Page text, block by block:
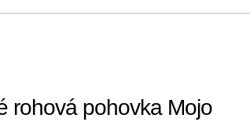
rohová pohovka Mojo